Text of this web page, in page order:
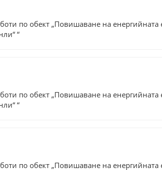
по обект „Повишаване на енергийната
“
по обект „Повишаване на енергийната
“
по обект „Повишаване на енергийната